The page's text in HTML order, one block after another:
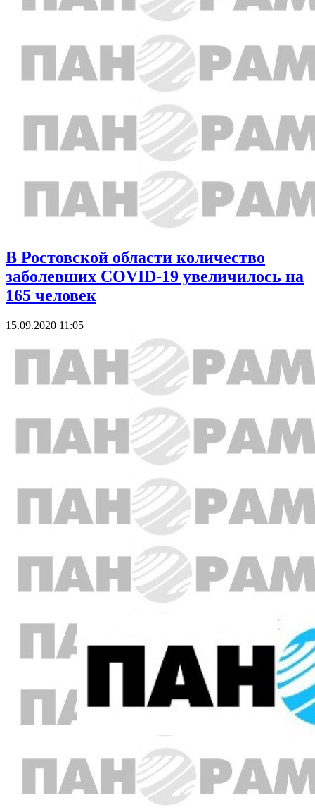
В Ростовской области количество
заболевших COVID-19 увеличилось на
165 человек
15.09.2020 11:05